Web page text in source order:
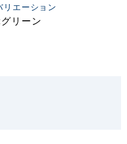
リエーション
リーン